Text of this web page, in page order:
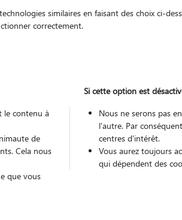
chez le Pet Sitter
chez le Pet Sitter
similaires en faisant des choix ci-
correctement.
le contenu à
de
Cela nous
que vous
Si cette option est
Nous ne serons pas
l'autre. Par
centres d'intérêt.
Vous aurez toujours
qui dépendent des